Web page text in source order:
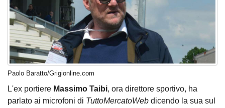
Paolo Baratto/Grigionline.com
L'ex portiere Massimo Taibi, ora direttore sportivo, ha
parlato ai microfoni di TuttoMercatoWeb dicendo la sua sul